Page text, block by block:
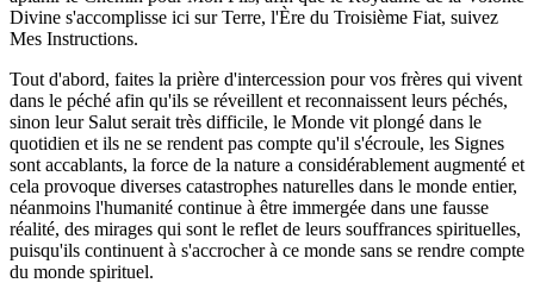
Divine s'accomplisse ici sur Terre, l'Ère du Troisième Fiat, suivez
Mes Instructions.
Tout d'abord, faites la prière d'intercession pour vos frères qui vivent
dans le péché afin qu'ils se réveillent et reconnaissent leurs péchés,
sinon leur Salut serait très difficile, le Monde vit plongé dans le
quotidien et ils ne se rendent pas compte qu'il s'écroule, les Signes
sont accablants, la force de la nature a considérablement augmenté et
cela provoque diverses catastrophes naturelles dans le monde entier,
néanmoins l'humanité continue à être immergée dans une fausse
réalité, des mirages qui sont le reflet de leurs souffrances spirituelles,
puisqu'ils continuent à s'accrocher à ce monde sans se rendre compte
du monde spirituel.